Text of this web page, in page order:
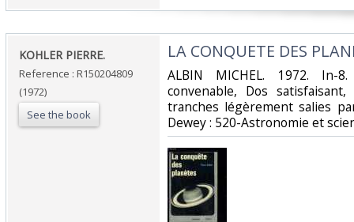
‎KOHLER PIERRE.‎
Reference : R150204809
(1972)
See the book
‎LA CONQUETE DES
‎ALBIN MICHEL. 1972. In-
convenable, Dos
tranches légèrement salies
Dewey : 520-Astronomie et